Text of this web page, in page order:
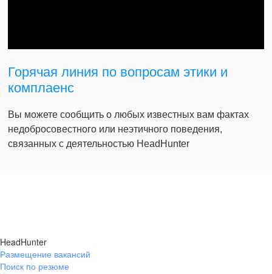
Горячая линия по вопросам этики и
комплаенс
Вы можете сообщить о любых известных вам фактах
недобросовестного или неэтичного поведения,
связанных с деятельностью HeadHunter
HeadHunter
Размещение вакансий
Поиск по резюме